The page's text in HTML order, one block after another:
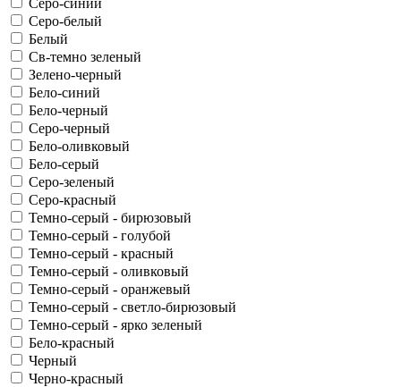
Серо-белый
Белый
Св-темно зеленый
Зелено-черный
Бело-синий
Бело-черный
Серо-черный
Бело-оливковый
Бело-серый
Серо-зеленый
Серо-красный
Темно-серый - бирюзовый
Темно-серый - голубой
Темно-серый - красный
Темно-серый - оливковый
Темно-серый - оранжевый
Темно-серый - светло-бирюзовый
Темно-серый - ярко зеленый
Бело-красный
Черный
Черно-красный